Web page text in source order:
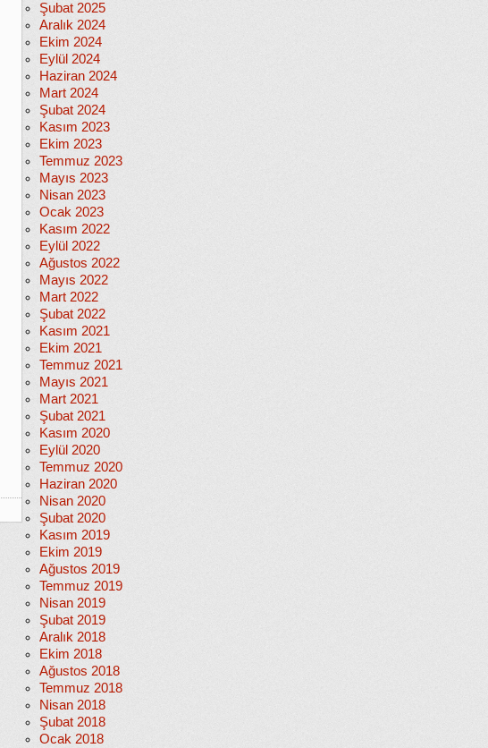
Şubat 2025
Aralık 2024
Ekim 2024
Eylül 2024
Haziran 2024
Mart 2024
Şubat 2024
Kasım 2023
Ekim 2023
Temmuz 2023
Mayıs 2023
Nisan 2023
Ocak 2023
Kasım 2022
Eylül 2022
Ağustos 2022
Mayıs 2022
Mart 2022
Şubat 2022
Kasım 2021
Ekim 2021
Temmuz 2021
Mayıs 2021
Mart 2021
Şubat 2021
Kasım 2020
Eylül 2020
Temmuz 2020
Haziran 2020
Nisan 2020
Şubat 2020
Kasım 2019
Ekim 2019
Ağustos 2019
Temmuz 2019
Nisan 2019
Şubat 2019
Aralık 2018
Ekim 2018
Ağustos 2018
Temmuz 2018
Nisan 2018
Şubat 2018
Ocak 2018